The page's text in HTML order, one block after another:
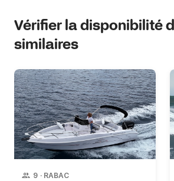
Vérifier la disponibilité
similaires
9 · RABAC